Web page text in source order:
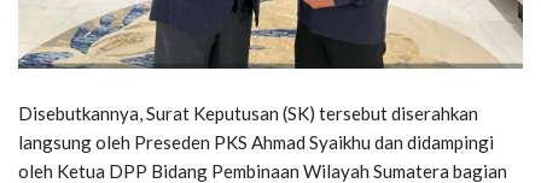
Disebutkannya, Surat Keputusan (SK) tersebut diserahkan
langsung oleh Preseden PKS Ahmad Syaikhu dan didampingi
oleh Ketua DPP Bidang Pembinaan Wilayah Sumatera bagian